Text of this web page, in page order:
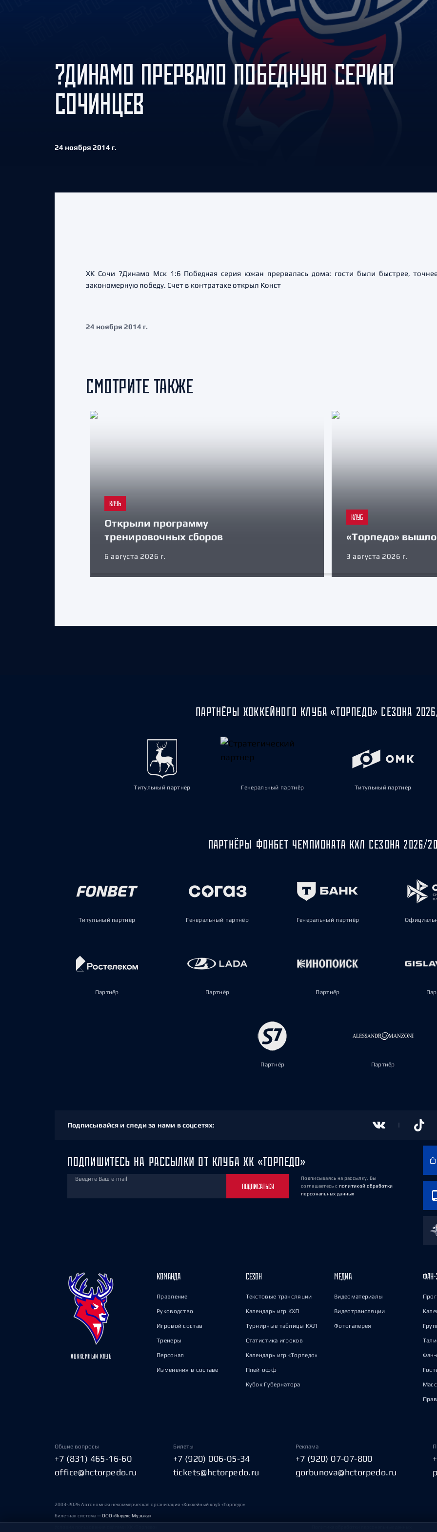
Амур
Барыс
Салават Юлаев
Сибирь
?ДИНАМО ПРЕРВАЛО ПОБЕДНУЮ СЕРИЮ
СОЧИНЦЕВ
24 ноября 2014 г.
ХК Сочи ?Динамо Мск 1:6 Победная серия южан прервалась дома: гости были быстрее,
закономерную победу. Счет в контратаке открыл Конст
24 ноября 2014 г.
СМОТРИТЕ ТАКЖЕ
КЛУБ
Открыли программу
тренировочных сборов
6 августа 2026 г.
КЛУБ
«Торпедо» вышло
3 августа 2026 г.
ПАРТНЁРЫ ХОККЕЙНОГО КЛУБА «ТОРПЕДО» СЕЗОНА
Титульный партнёр Генеральный партнёр Титульный партнёр
ПАРТНЁРЫ ФОНБЕТ ЧЕМПИОНАТА КХЛ СЕЗОНА 2026/
Титульный партнёр Генеральный партнёр Генеральный партнёр
Партнёр Партнёр Партнёр
Партнёр Партнёр
Подписывайся и следи за нами в соцсетях:
ПОДПИШИТЕСЬ НА РАССЫЛКИ ОТ КЛУБА ХК «ТОРПЕДО»
Введите Ваш e-mail
ПОДПИСАТЬСЯ
Подписываясь на рассылку, Вы
соглашаетесь с политикой обработки
персональных данных
ХОККЕЙНЫЙ КЛУБ
КОМАНДА
Правление
Руководство
Игровой состав
Тренеры
Персонал
Изменения в составе
СЕЗОН
Текстовые трансляции
Календарь игр КХЛ
Турнирные таблицы КХЛ
Статистика игроков
Календарь игр «Торпедо»
Плей-офф
Кубок Губернатора
МЕДИА
Видеоматериалы
Видеотрансляции
Фотогалерея
ФАН-
Фан-
Общие вопросы
+7 (831) 465-16-60
office@hctorpedo.ru
Билеты
+7 (920) 006-05-34
tickets@hctorpedo.ru
Реклама
+7 (920) 07-07-800
gorbunova@hctorpedo.ru
2003-2026 Автономная некоммерческая организация «Хоккейный клуб «Торпедо»
Билетная система —ООО «Яндекс Музыка»